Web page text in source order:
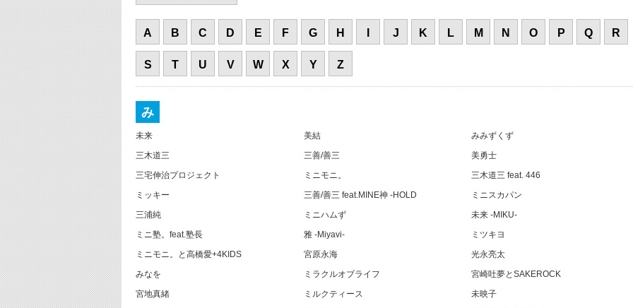
A B C D E F G H J K L M N O P Q R
S T U V W X Y Z
み
未来
三木道三
三宅伸治プロジェクト
ミッキー
三浦純
ミニ塾。feat.塾長
ミニモニ。と高橋愛+4KIDS
みなを
宮地真緒
美結
三善/善三
ミニモニ。
三善/善三 feat.MINE神 -HOLD
ミニハムず
雅 -Miyavi-
宮原永海
ミラクルオブライフ
ミルクティース
みみずくず
美勇士
三木道三 feat. 446
ミニスカパン
未来 -MIKU-
ミツキヨ
光永亮太
宮崎吐夢とSAKEROCK
未映子